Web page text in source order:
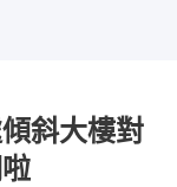
斜大樓對